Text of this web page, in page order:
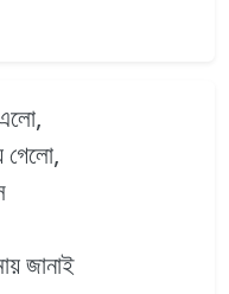
গেলো,
জানাই